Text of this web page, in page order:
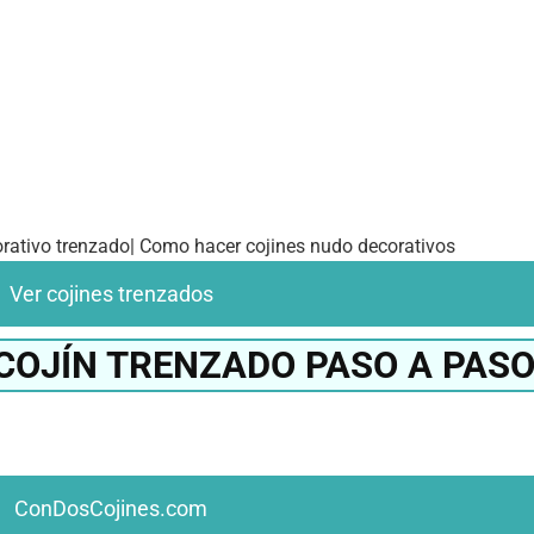
trenzado| Como hacer cojines nudo decorativos
Ver cojines trenzados
TRENZADO PASO A PASO
ConDosCojines.com